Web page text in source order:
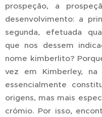
prospeção, a
desenvolvimento: a
segunda, efetuada
que nos dessem
nome kimberlito?
vez em Kimberley,
essencialmente
origens, mas mais
crómio. Por isso,